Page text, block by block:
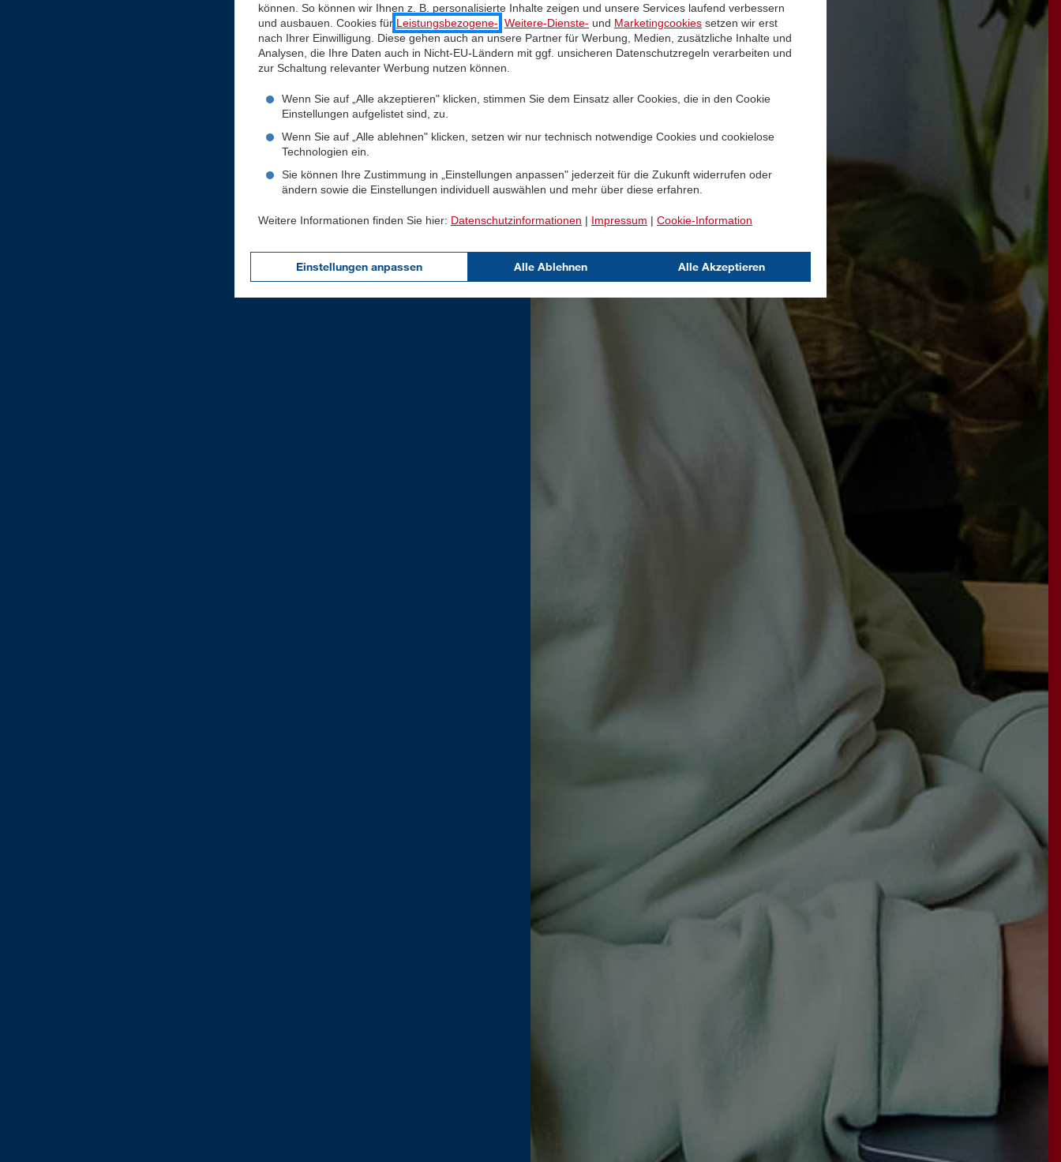
können. So können wir Ihnen z. B. personalisierte Inhalte zeigen und unsere Services laufend verbessern
und ausbauen. Cookies für Leistungsbezogene- Weitere-Dienste- und Marketingcookies setzen wir erst
nach Ihrer Einwilligung. Diese gehen auch an unsere Partner für Werbung, Medien, zusätzliche Inhalte und
Analysen, die Ihre Daten auch in Nicht-EU-Ländern mit ggf. unsicheren Datenschutzregeln verarbeiten und
zur Schaltung relevanter Werbung nutzen können.
Wenn Sie auf „Alle akzeptieren" klicken, stimmen Sie dem Einsatz aller Cookies, die in den Cookie
Einstellungen aufgelistet sind, zu.
Wenn Sie auf „Alle ablehnen" klicken, setzen wir nur technisch notwendige Cookies und cookielose
Technologien ein.
Sie können Ihre Zustimmung in „Einstellungen anpassen" jederzeit für die Zukunft widerrufen oder
ändern sowie die Einstellungen individuell auswählen und mehr über diese erfahren.
Weitere Informationen finden Sie hier: Datenschutzinformationen | Impressum | Cookie-Information
Einstellungen anpassen Alle Ablehnen Alle Akzeptieren